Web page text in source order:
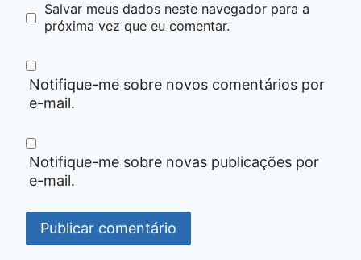
Salvar meus dados neste navegador para a
próxima vez que eu comentar.
Notifique-me sobre novos comentários por
e-mail.
Notifique-me sobre novas publicações por
e-mail.